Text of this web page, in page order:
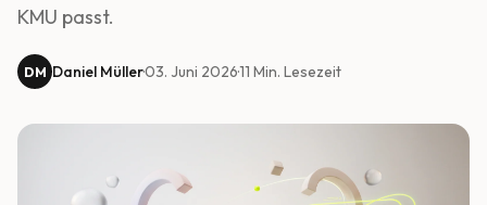
KMU passt.
DM Daniel Müller·03. Juni 2026·11 Min. Lesezeit